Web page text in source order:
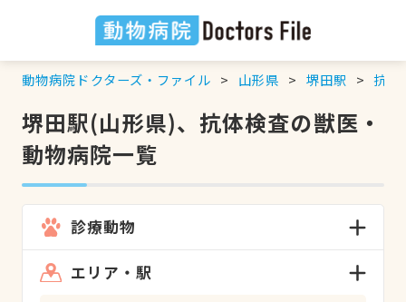
動物病院ドクターズ・ファイル 山形県 堺田駅 抗体
堺田駅(山形県)、抗体検査の獣医・
動物病院一覧
診療動物
エリア・駅